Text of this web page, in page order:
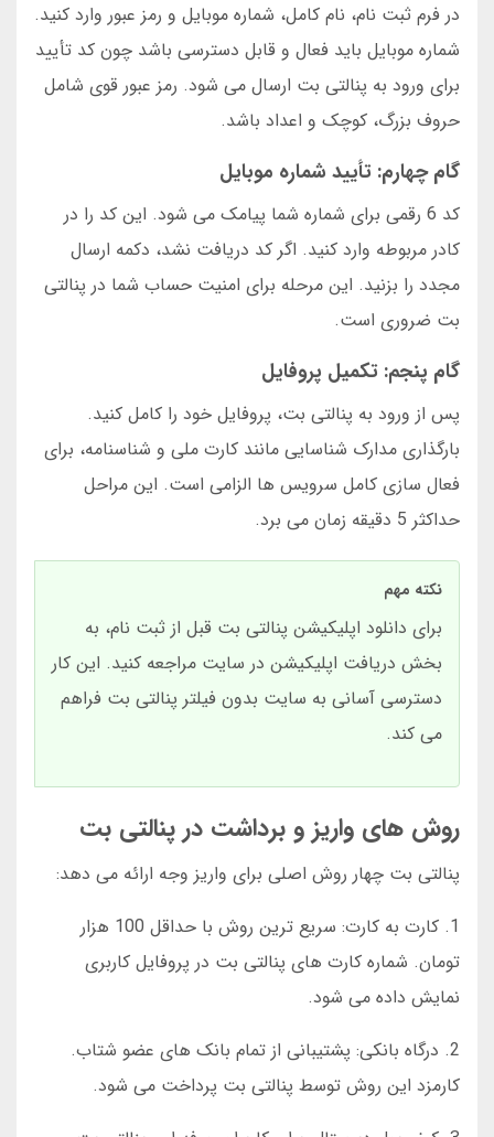
در فرم ثبت نام، نام کامل، شماره موبایل و رمز عبور وارد کنید.
شماره موبایل باید فعال و قابل دسترسی باشد چون کد تأیید
برای ورود به پنالتی بت ارسال می شود. رمز عبور قوی شامل
حروف بزرگ، کوچک و اعداد باشد.
گام چهارم: تأیید شماره موبایل
کد 6 رقمی برای شماره شما پیامک می شود. این کد را در
کادر مربوطه وارد کنید. اگر کد دریافت نشد، دکمه ارسال
مجدد را بزنید. این مرحله برای امنیت حساب شما در پنالتی
بت ضروری است.
گام پنجم: تکمیل پروفایل
پس از ورود به پنالتی بت، پروفایل خود را کامل کنید.
بارگذاری مدارک شناسایی مانند کارت ملی و شناسنامه، برای
فعال سازی کامل سرویس ها الزامی است. این مراحل
حداکثر 5 دقیقه زمان می برد.
نکته مهم
برای دانلود اپلیکیشن پنالتی بت قبل از ثبت نام، به
بخش دریافت اپلیکیشن در سایت مراجعه کنید. این کار
دسترسی آسانی به سایت بدون فیلتر پنالتی بت فراهم
می کند.
روش های واریز و برداشت در پنالتی بت
پنالتی بت چهار روش اصلی برای واریز وجه ارائه می دهد:
1. کارت به کارت: سریع ترین روش با حداقل 100 هزار
تومان. شماره کارت های پنالتی بت در پروفایل کاربری
نمایش داده می شود.
2. درگاه بانکی: پشتیبانی از تمام بانک های عضو شتاب.
کارمزد این روش توسط پنالتی بت پرداخت می شود.